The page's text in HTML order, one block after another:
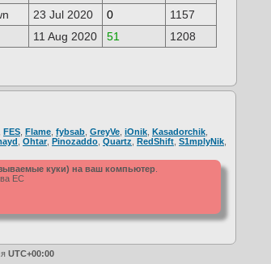
23 Jul 2020 0
1157
11 Aug 2020 51 1208
FES Flame fybsab GreyVe iOnik Kasadorchik
Ohtar, Pinozaddo Quartz RedShift S1mplyNik
куки) на ваш компьютер
ЕС
UTC+00:00